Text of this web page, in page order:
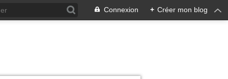
Connexion + Créer mon blog